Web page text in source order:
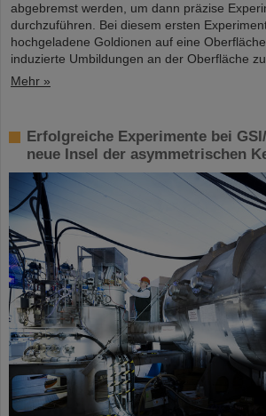
abgebremst werden, um dann präzise
durchzuführen. Bei diesem ersten
hochgeladene Goldionen auf eine
induzierte Umbildungen an der Oberfläche
Mehr »
Erfolgreiche Experimente bei
neue Insel der asymmetrischen